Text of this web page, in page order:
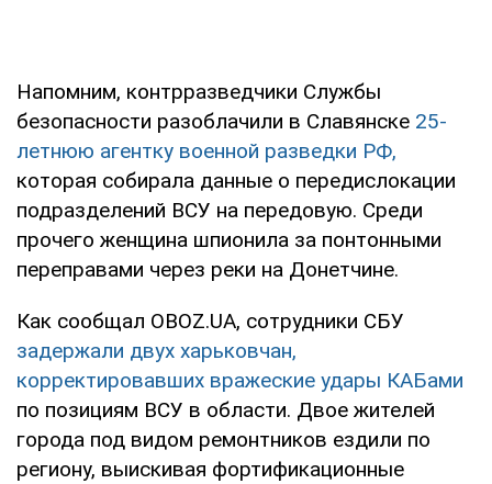
Напомним, контрразведчики Службы
безопасности разоблачили в Славянске 25-
летнюю агентку военной разведки РФ,
которая собирала данные о передислокации
подразделений ВСУ на передовую. Среди
прочего женщина шпионила за понтонными
переправами через реки на Донетчине.
Как сообщал OBOZ.UA, сотрудники СБУ
задержали двух харьковчан,
корректировавших вражеские удары КАБами
по позициям ВСУ в области. Двое жителей
города под видом ремонтников ездили по
региону, выискивая фортификационные